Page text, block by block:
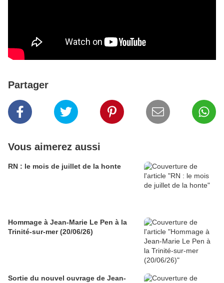
Partager
Vous aimerez aussi
RN : le mois de juillet de la honte
Hommage à Jean-Marie Le Pen à la
Trinité-sur-mer (20/06/26)
Sortie du nouvel ouvrage de Jean-